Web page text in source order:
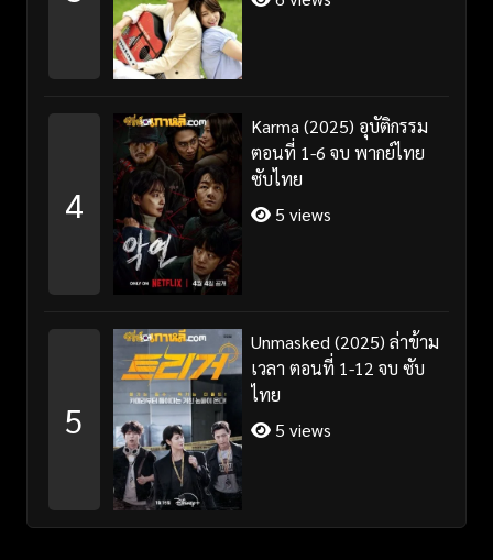
4
Karma (2025) อุบัติกรรม
ตอนที่ 1-6 จบ พากย์ไทย
ซับไทย
5 views
5
Unmasked (2025) ล่าข้าม
เวลา ตอนที่ 1-12 จบ ซับ
ไทย
5 views